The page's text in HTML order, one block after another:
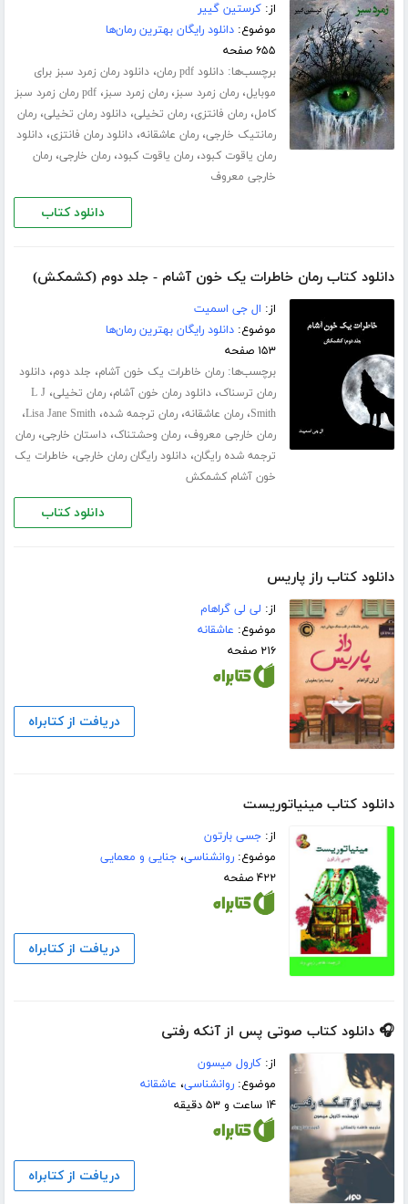
از:کرستین گییر
موضوع:دانلود رایگان بهترین رمان‌ها
۶۵۵ صفحه
برچسب‌ها:دانلود pdf رمان ،دانلود رمان زمرد سبز برای
موبایل،رمان زمرد سبز،رمان زمرد سبز،
pdf رمان زمرد سبز
کامل،رمان فانتزی،رمان تخیلی،دانلود رمان تخیلی،رمان
رمانتیک خارجی،رمان عاشقانه،دانلود رمان فانتزی،دانلود
رمان یاقوت کبود،رمان یاقوت کبود،رمان خارجی،رمان
خارجی معروف
دانلود کتاب
دانلود کتاب رمان خاطرات یک خون آشام - جلد دوم (کشمکش)
از: ال جی اسمیت
موضوع:دانلود رایگان بهترین رمان‌ها
۱۵۳ صفحه
برچسب‌ها:رمان خاطرات یک خون آشام، جلد دوم،دانلود
رمان ترسناک،دانلود رمان خون آشام،رمان تخیلی، L J
Smith،رمان عاشقانه،رمان ترجمه شده،Lisa Jane Smith،
رمان خارجی معروف،رمان وحشتناک،داستان خارجی،رمان
ترجمه شده رایگان،دانلود رایگان رمان خارجی، خاطرات یک
خون آشام کشمکش
دانلود کتاب
دانلود کتاب راز پاریس
از: لی لی گراهام
موضوع: عاشقانه
۲۱۶ صفحه
دریافت از کتابراه
دانلود کتاب مینیاتوریست
از:جسی بارتون
موضوع:روانشناسی،جنایی و معمایی
۴۲۲ صفحه
دریافت از کتابراه
🎧 دانلود کتاب صوتی پس از آنکه رفتی
از:کارول میسون
موضوع:روانشناسی، عاشقانه
۱۴ ساعت و ۵۳ دقیقه
دریافت از کتابراه